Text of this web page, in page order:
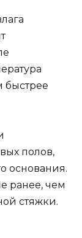
быстрее
полов,
основания.
ранее, чем
стяжки.